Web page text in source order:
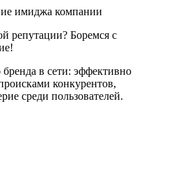
имиджа компании
репутации? Боремся с
в сети: эффективно
конкурентов,
среди пользователей.